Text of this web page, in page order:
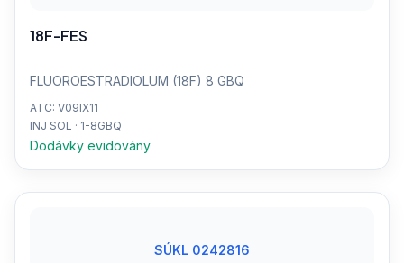
18F-FES
FLUOROESTRADIOLUM (18F) 8 GBQ
ATC: V09IX11
INJ SOL · 1-8GBQ
Dodávky evidovány
SÚKL 0242816